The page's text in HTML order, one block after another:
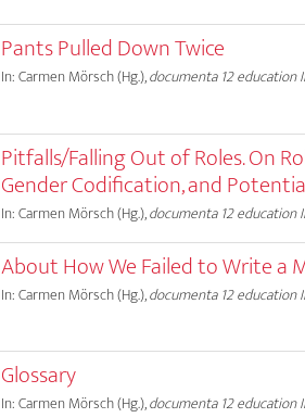
Pants Pulled Down Twice
In: Carmen Mörsch (Hg.),documenta 12 education
Pitfalls/Falling Out of Roles. On
Gender Codification, and
In: Carmen Mörsch (Hg.),documenta 12 education
About How We Failed to Write a
In: Carmen Mörsch (Hg.),documenta 12 education
Glossary
In: Carmen Mörsch (Hg.),documenta 12 education